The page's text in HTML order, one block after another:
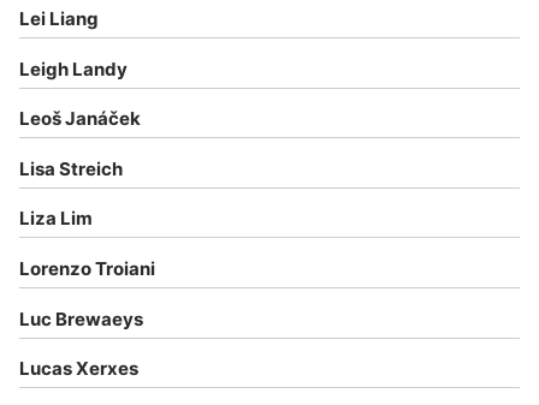
Lei Liang
Leigh Landy
Leoš Janáček
Lisa Streich
Liza Lim
Lorenzo Troiani
Luc Brewaeys
Lucas Xerxes